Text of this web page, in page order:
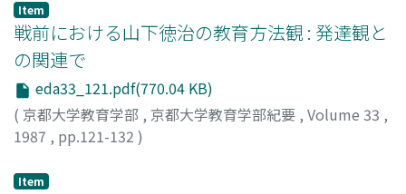
Item
戦前における山下徳治の教育方法観 : 発達観と
の関連で
eda33_121.pdf(770.04 KB)
( 京都大学教育学部 , 京都大学教育学部紀要 , Volume 33 ,
1987 , pp.121-132 )
Item